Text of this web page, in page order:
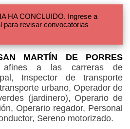
HA CONCLUIDO. Ingrese a
para revisar convocatorias
MARTÍN DE PORRES
afines a las carreras de
Inspector de transporte
urbano, Operador de
(jardinero), Operario de
Operario regador, Personal
Sereno motorizado.